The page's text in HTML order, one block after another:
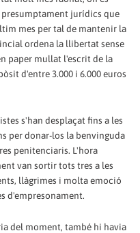
jurídics que
mes per tal de mantenir la
ordena la llibertat sense
paper mullat l'escrit de la
d'entre 3.000 i 6.000 euros
s'han desplaçat fins a les
per donar-los la benvinguda
penitenciaris. L'hora
van sortir tots tres a les
llàgrimes i molta emoció
d'empresonament.
del moment, també hi havia